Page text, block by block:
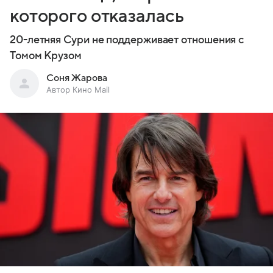
которого отказалась
20-летняя Сури не поддерживает отношения с
Томом Крузом
Соня Жарова
Автор Кино Mail